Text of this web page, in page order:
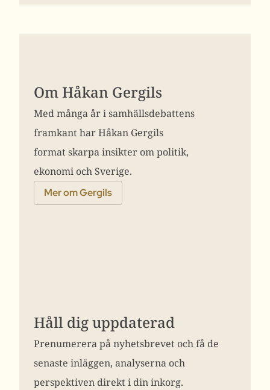
Om Håkan Gergils
Med många år i samhällsdebattens
framkant har Håkan Gergils
format skarpa insikter om politik,
ekonomi och Sverige.
Mer om Gergils
Håll dig uppdaterad
Prenumerera på nyhetsbrevet och få de
senaste inläggen, analyserna och
perspektiven direkt i din inkorg.